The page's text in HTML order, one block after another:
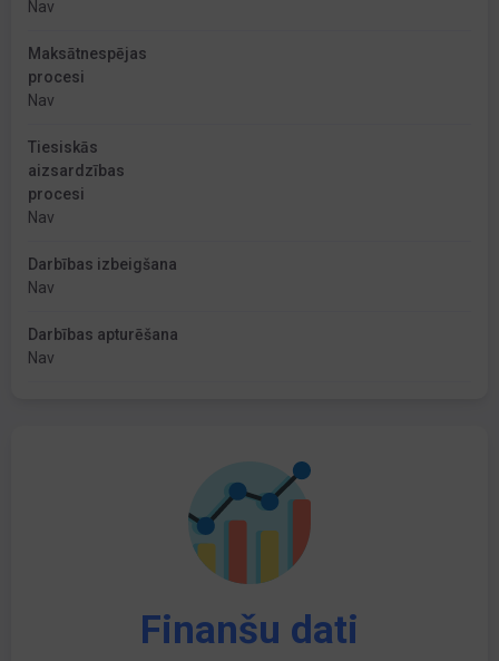
Nav
Maksātnespējas
procesi
Nav
Tiesiskās
aizsardzības
procesi
Nav
Darbības izbeigšana
Nav
Darbības apturēšana
Nav
Finanšu dati